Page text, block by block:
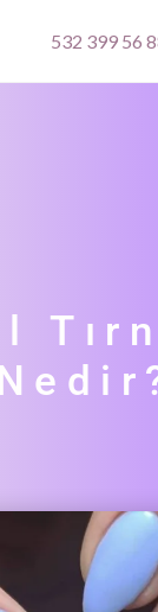
532 399 56